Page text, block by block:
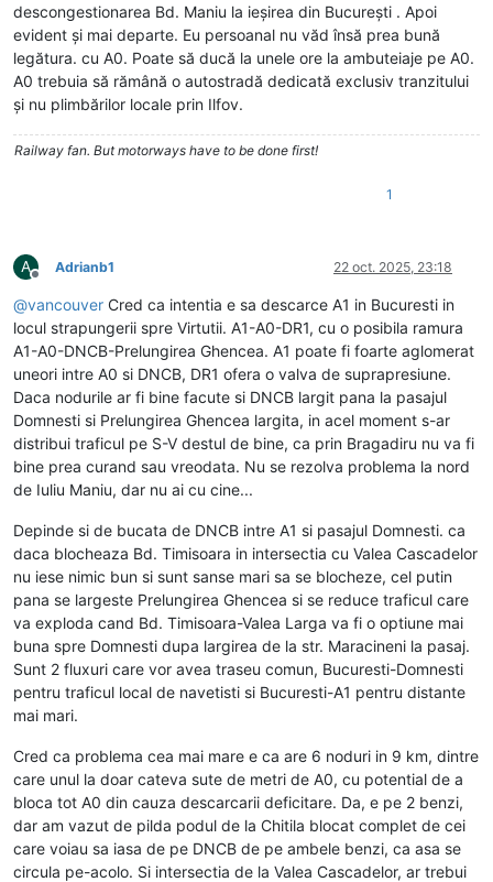
descongestionarea Bd. Maniu la ieșirea din București . Apoi
evident și mai departe. Eu persoanal nu văd însă prea bună
legătura. cu A0. Poate să ducă la unele ore la ambuteiaje pe A0.
A0 trebuia să rămână o autostradă dedicată exclusiv tranzitului
și nu plimbărilor locale prin Ilfov.
Railway fan. But motorways have to be done first!
1
A
Deconectat
Adrianb1 22 oct. 2025, 23:18
@vancouver Cred ca intentia e sa descarce A1 in Bucuresti in
locul strapungerii spre Virtutii. A1-A0-DR1, cu o posibila ramura
A1-A0-DNCB-Prelungirea Ghencea. A1 poate fi foarte aglomerat
uneori intre A0 si DNCB, DR1 ofera o valva de suprapresiune.
Daca nodurile ar fi bine facute si DNCB largit pana la pasajul
Domnesti si Prelungirea Ghencea largita, in acel moment s-ar
distribui traficul pe S-V destul de bine, ca prin Bragadiru nu va fi
bine prea curand sau vreodata. Nu se rezolva problema la nord
de Iuliu Maniu, dar nu ai cu cine...
Depinde si de bucata de DNCB intre A1 si pasajul Domnesti. ca
daca blocheaza Bd. Timisoara in intersectia cu Valea Cascadelor
nu iese nimic bun si sunt sanse mari sa se blocheze, cel putin
pana se largeste Prelungirea Ghencea si se reduce traficul care
va exploda cand Bd. Timisoara-Valea Larga va fi o optiune mai
buna spre Domnesti dupa largirea de la str. Maracineni la pasaj.
Sunt 2 fluxuri care vor avea traseu comun, Bucuresti-Domnesti
pentru traficul local de navetisti si Bucuresti-A1 pentru distante
mai mari.
Cred ca problema cea mai mare e ca are 6 noduri in 9 km, dintre
care unul la doar cateva sute de metri de A0, cu potential de a
bloca tot A0 din cauza descarcarii deficitare. Da, e pe 2 benzi,
dar am vazut de pilda podul de la Chitila blocat complet de cei
care voiau sa iasa de pe DNCB de pe ambele benzi, ca asa se
circula pe-acolo. Si intersectia de la Valea Cascadelor, ar trebui